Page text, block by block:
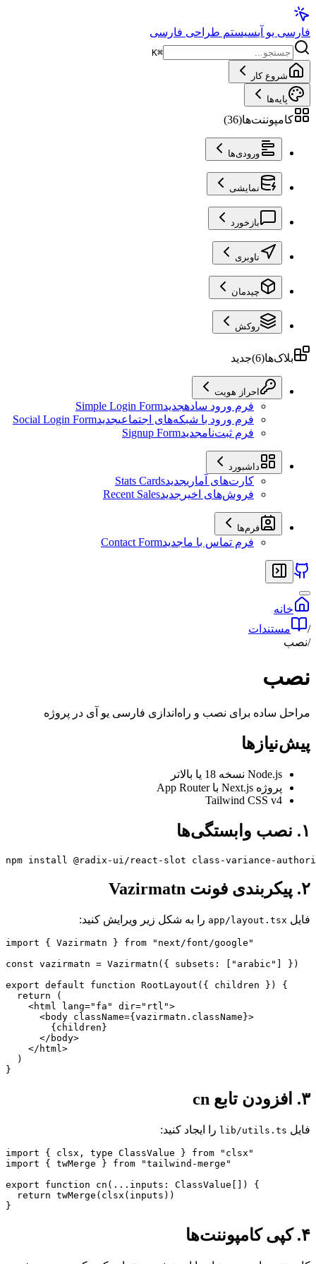
فارسی یو آیسیستم طراحی فارسی
⌘
K
شروع کار
پایه‌ها
کامپوننت‌ها(
36
)
ورودی‌ها
نمایشی
بازخورد
ناوبری
چیدمان
روکش
بلاک‌ها(
6
)جدید
احراز هویت
فرم ورود سادهجدیدSimple Login Form
فرم ورود با شبکه‌های اجتماعیجدیدSocial Login Form
فرم ثبت‌نامجدیدSignup Form
داشبورد
کارت‌های آماریجدیدStats Cards
فروش‌های اخیر جدیدRecent Sales
فرم‌ها
فرم تماس با ماجدیدContact Form
خانه
/
مستندات
/نصب
نصب
مراحل ساده برای نصب و راه‌اندازی فارسی یو آی در پروژه
پیش‌نیازها
Node.js نسخه 18 یا بالاتر
پروژه Next.js با App Router
Tailwind CSS v4
۱. نصب وابستگی‌ها
npm install @radix-ui/react-slot class-variance-
۲. پیکربندی فونت Vazirmatn
فایل app/layout.tsx را به شکل زیر ویرایش کنید:
import { Vazirmatn } from "next/font/google"
const vazirmatn = Vazirmatn({ subsets: ["arabic"] })
export default function RootLayout({ children }) {
  return (
    <html lang="fa" dir="rtl">
      <body className={vazirmatn.className}>
        {children}
      </body>
    </html>
  )
}
۳. افزودن تابع cn
فایل lib/utils.ts را ایجاد کنید:
import { clsx, type ClassValue } from "clsx"
import { twMerge } from "tailwind-merge"
export function cn(...inputs: ClassValue[]) {
  return twMerge(clsx(inputs))
}
۴. کپی کامپوننت‌ها